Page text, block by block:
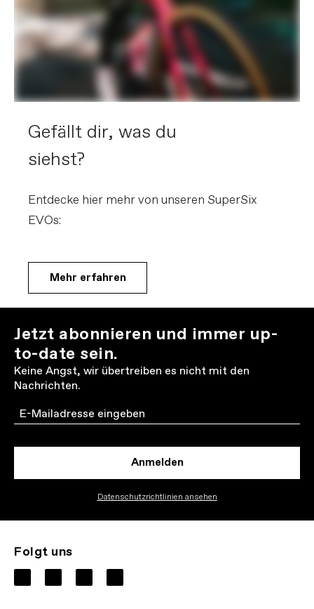
Gefällt dir, was du
siehst?
Entdecke hier mehr von unseren SuperSix
EVOs:
Mehr erfahren
Jetzt abonnieren und immer up-
to-date sein.
Keine Angst, wir übertreiben es nicht mit den
Nachrichten.
Email
Anmelden
Datenschutzrichtlinien ansehen
Folgt uns